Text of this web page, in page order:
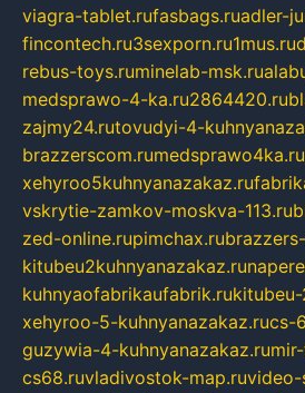
viagra-tablet.rufasbags.ruadler-
fincontech.ru3sexporn.ru1mus.ru
rebus-toys.ruminelab-msk.ru
medsprawo-4-ka.ru2864420.ru
zajmy24.rutovudyi-4-
brazzerscom.rumedsprawo4ka.ru
xehyroo5kuhnyanazakaz.ru
vskrytie-zamkov-moskva-113.ru
zed-online.rupimchax.ru
kitubeu2kuhnyanazakaz.ru
kuhnyaofabrikaufabrik.ru
xehyroo-5-kuhnyanazakaz.rucs-
guzywia-4-kuhnyanazakaz.ru
cs68.ruvladivostok-map.ruvideo-